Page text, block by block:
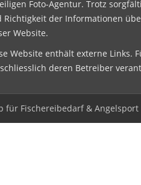
Foto-Agentur. Trotz
Richtigkeit der Informationen
Website.
Website enthält externe Links.
deren Betreiber
für Fischereibedarf & Angelsport